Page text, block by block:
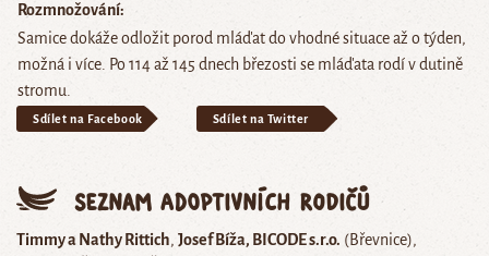
Rozmnožování
Samice dokáže odložit porod mláďat do vhodné situace až o týden,
možná i více. Po 114 až 145 dnech březosti se mláďata rodí v dutině
stromu.
Sdílet na Facebook Sdílet na Twitter
Seznam adoptivních rodičů
Timmy a Nathy Rittich Josef Bíža, BICODE s.r.o. (Břevnice)